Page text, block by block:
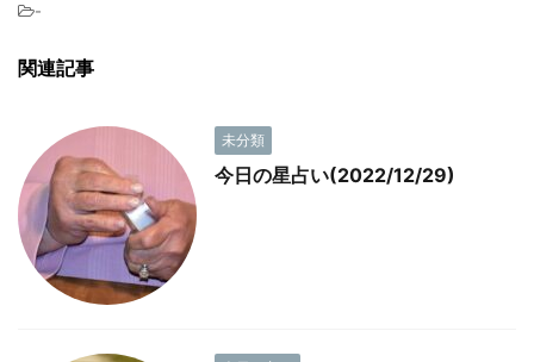
-
関連記事
未分類
今日の星占い(2022/12/29)